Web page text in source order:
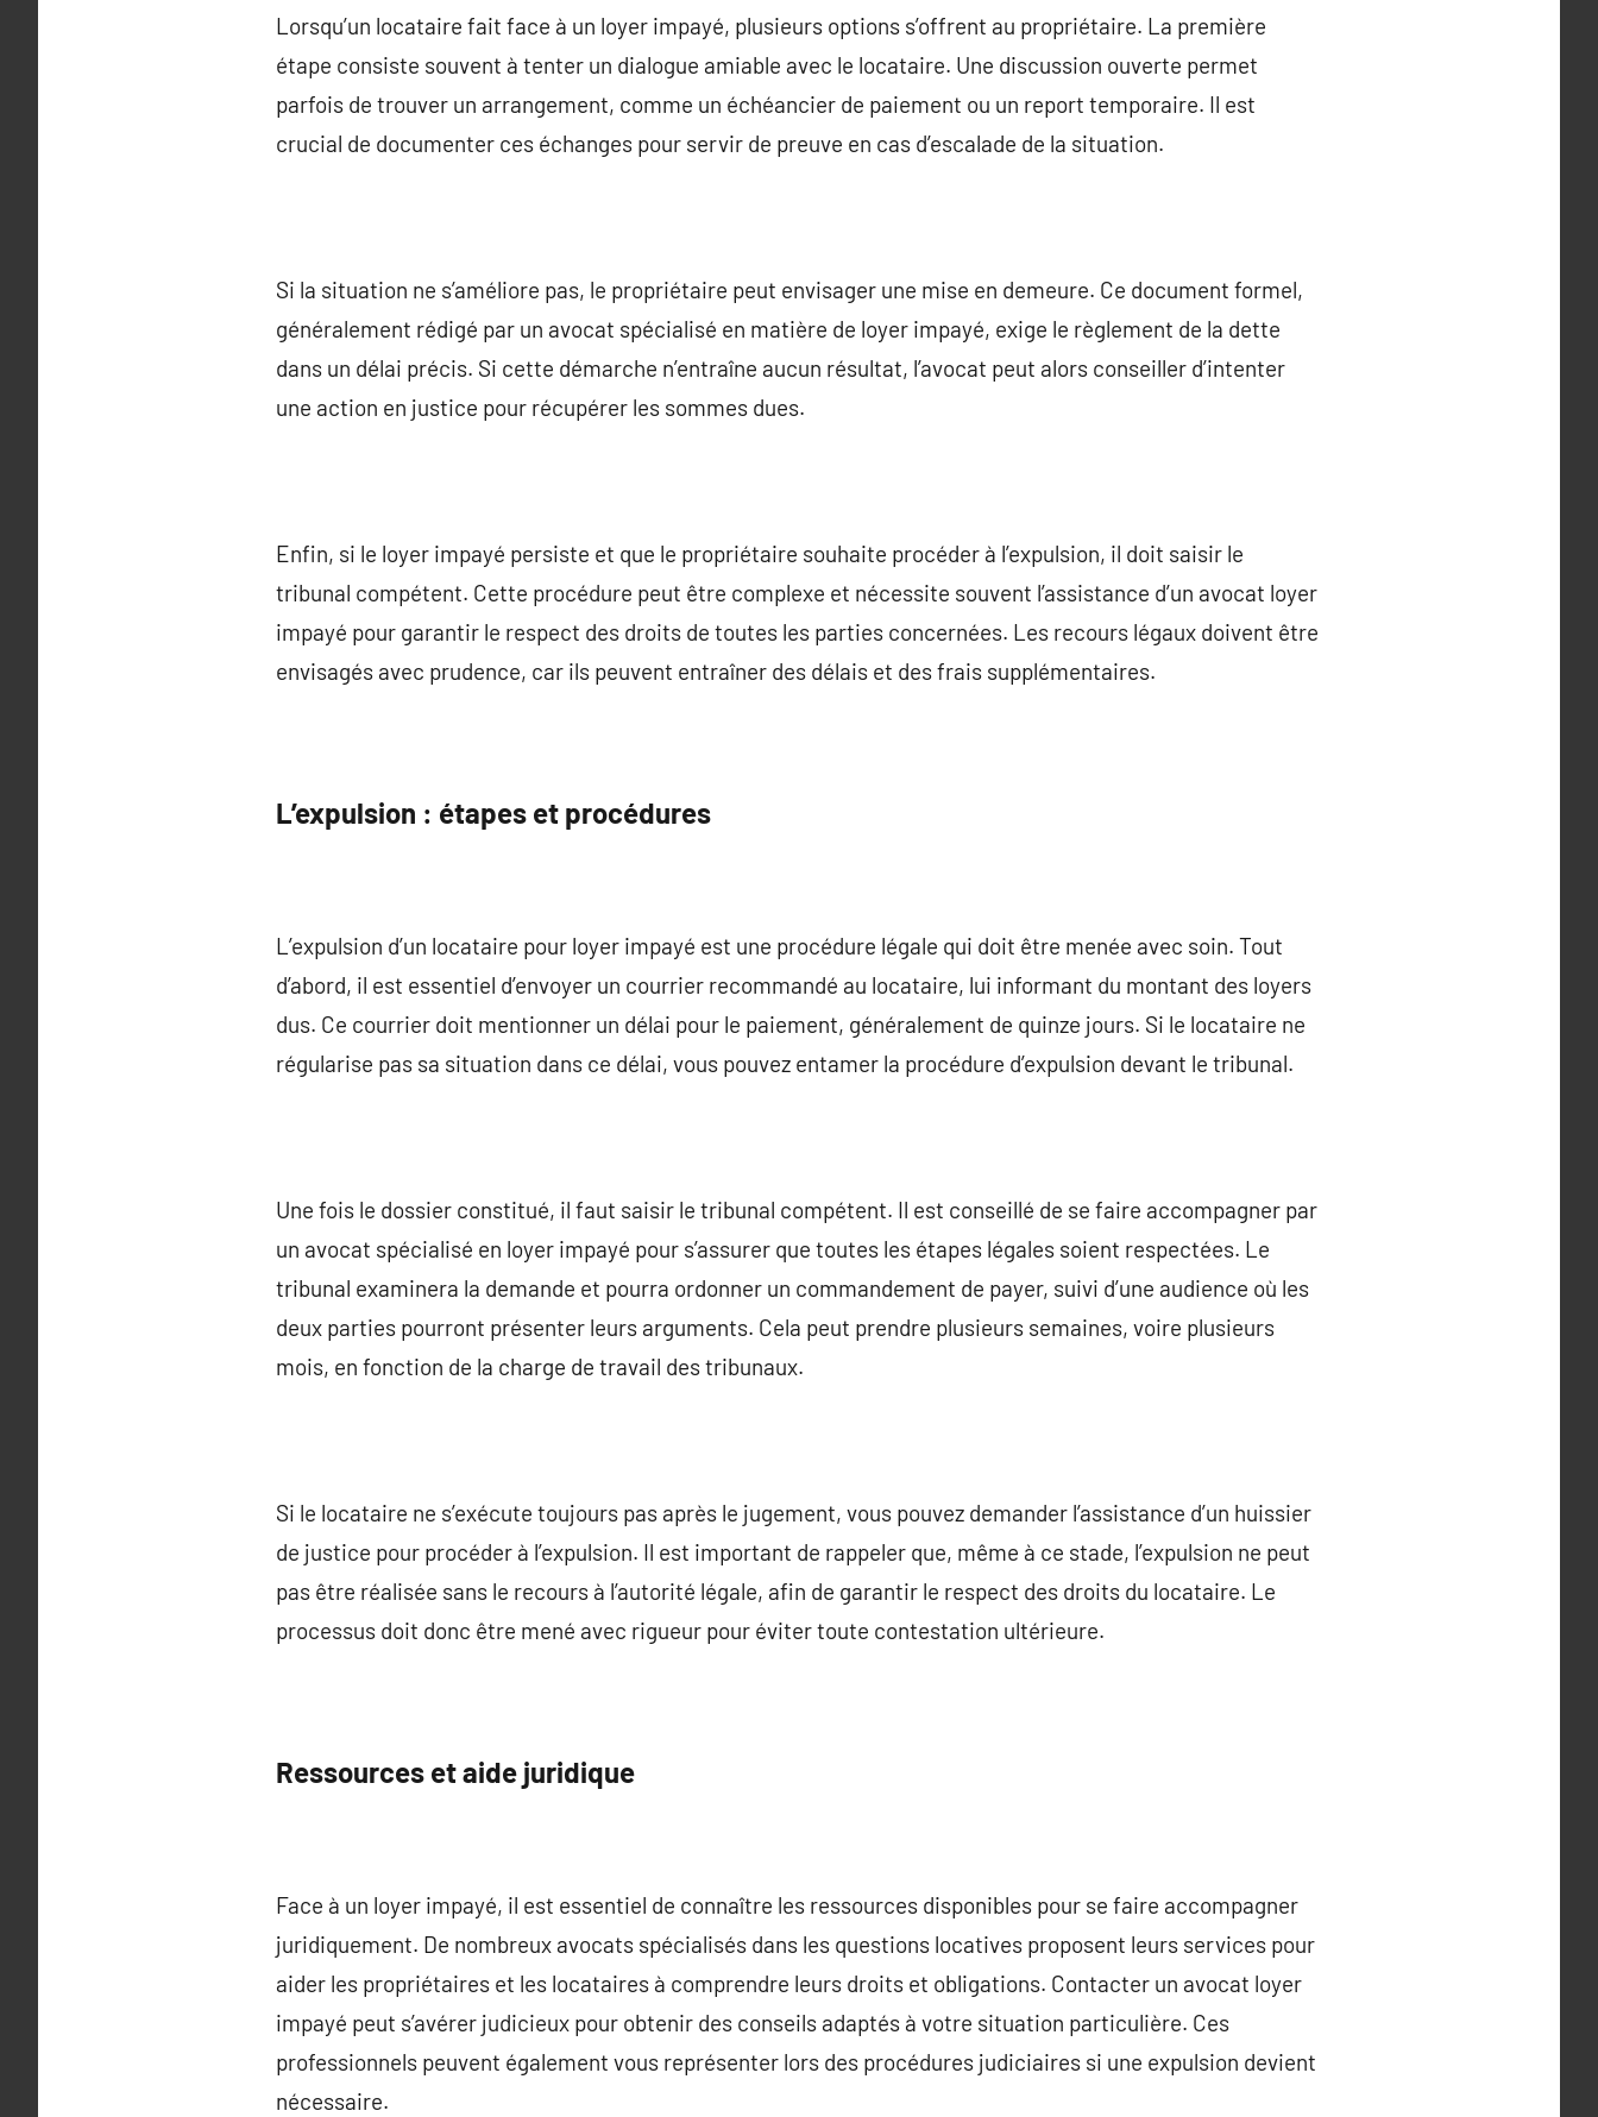
Lorsqu’un locataire fait face à un loyer impayé, plusieurs options s’offrent au propriétaire. La première
étape consiste souvent à tenter un dialogue amiable avec le locataire. Une discussion ouverte permet
parfois de trouver un arrangement, comme un échéancier de paiement ou un report temporaire. Il est
crucial de documenter ces échanges pour servir de preuve en cas d’escalade de la situation.
Si la situation ne s’améliore pas, le propriétaire peut envisager une mise en demeure. Ce document formel,
généralement rédigé par un avocat spécialisé en matière de loyer impayé, exige le règlement de la dette
dans un délai précis. Si cette démarche n’entraîne aucun résultat, l’avocat peut alors conseiller d’intenter
une action en justice pour récupérer les sommes dues.
Enfin, si le loyer impayé persiste et que le propriétaire souhaite procéder à l’expulsion, il doit saisir le
tribunal compétent. Cette procédure peut être complexe et nécessite souvent l’assistance d’un avocat loyer
impayé pour garantir le respect des droits de toutes les parties concernées. Les recours légaux doivent être
envisagés avec prudence, car ils peuvent entraîner des délais et des frais supplémentaires.
L’expulsion : étapes et procédures
L’expulsion d’un locataire pour loyer impayé est une procédure légale qui doit être menée avec soin. Tout
d’abord, il est essentiel d’envoyer un courrier recommandé au locataire, lui informant du montant des loyers
dus. Ce courrier doit mentionner un délai pour le paiement, généralement de quinze jours. Si le locataire ne
régularise pas sa situation dans ce délai, vous pouvez entamer la procédure d’expulsion devant le tribunal.
Une fois le dossier constitué, il faut saisir le tribunal compétent. Il est conseillé de se faire accompagner par
un avocat spécialisé en loyer impayé pour s’assurer que toutes les étapes légales soient respectées. Le
tribunal examinera la demande et pourra ordonner un commandement de payer, suivi d’une audience où les
deux parties pourront présenter leurs arguments. Cela peut prendre plusieurs semaines, voire plusieurs
mois, en fonction de la charge de travail des tribunaux.
Si le locataire ne s’exécute toujours pas après le jugement, vous pouvez demander l’assistance d’un huissier
de justice pour procéder à l’expulsion. Il est important de rappeler que, même à ce stade, l’expulsion ne peut
pas être réalisée sans le recours à l’autorité légale, afin de garantir le respect des droits du locataire. Le
processus doit donc être mené avec rigueur pour éviter toute contestation ultérieure.
Ressources et aide juridique
Face à un loyer impayé, il est essentiel de connaître les ressources disponibles pour se faire accompagner
juridiquement. De nombreux avocats spécialisés dans les questions locatives proposent leurs services pour
aider les propriétaires et les locataires à comprendre leurs droits et obligations. Contacter un avocat loyer
impayé peut s’avérer judicieux pour obtenir des conseils adaptés à votre situation particulière. Ces
professionnels peuvent également vous représenter lors des procédures judiciaires si une expulsion devient
nécessaire.